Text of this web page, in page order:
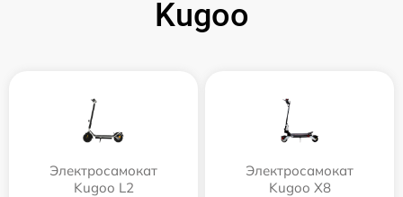
Kugoo
Электросамокат
Kugoo L2
Электросамокат
Kugoo X8